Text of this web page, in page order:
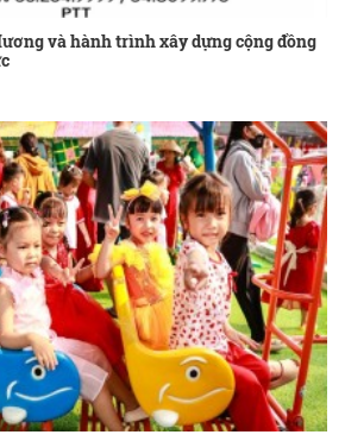
và hành trình xây dựng cộng đồng